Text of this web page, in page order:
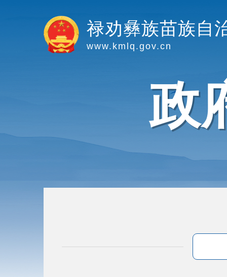
禄劝彝族苗族自
www.kmlq.gov.cn
政